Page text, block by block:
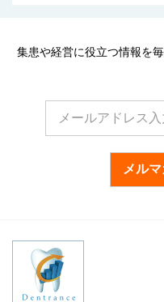
集患や経営に役立つ情報を
メル